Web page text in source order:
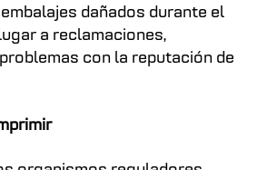
dañados durante el
a reclamaciones,
con la reputación de